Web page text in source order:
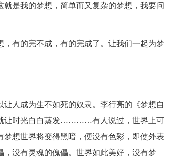
是我的梦想，简单而又复杂的梦想，我要问
有的完不成，有的完成了。让我们一起为梦
人成为生不如死的奴隶。李行亮的《梦想自
让时光白白蒸发…………有人说过，世界上可
想世界将变得黑暗，便没有色彩，即使外表
没有灵魂的傀儡。世界如此美好，没有梦